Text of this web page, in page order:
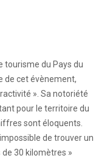
tourisme du Pays du
de cet évènement,
». Sa notoriété
pour le territoire du
sont éloquents.
de trouver un
30 kilomètres »